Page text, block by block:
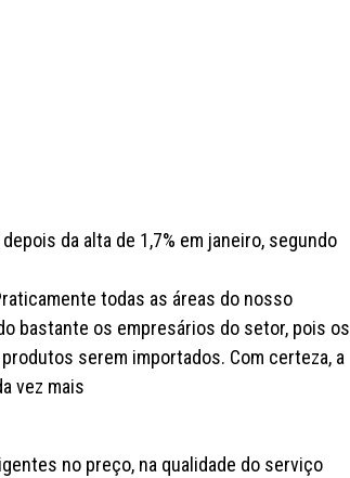
da alta de 1,7% em janeiro, segundo
todas as áreas do nosso
bastante os empresários do setor, pois os
serem importados. Com certeza, a
vez mais
no preço, na qualidade do serviço